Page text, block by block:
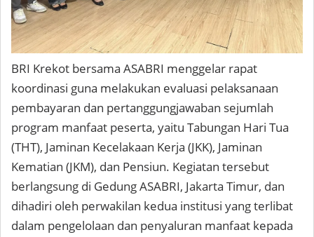
BRI Krekot bersama ASABRI menggelar rapat
koordinasi guna melakukan evaluasi pelaksanaan
pembayaran dan pertanggungjawaban sejumlah
program manfaat peserta, yaitu Tabungan Hari Tua
(THT), Jaminan Kecelakaan Kerja (JKK), Jaminan
Kematian (JKM), dan Pensiun. Kegiatan tersebut
berlangsung di Gedung ASABRI, Jakarta Timur, dan
dihadiri oleh perwakilan kedua institusi yang terlibat
dalam pengelolaan dan penyaluran manfaat kepada